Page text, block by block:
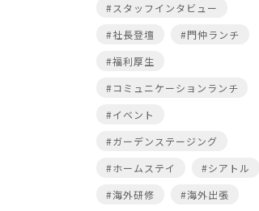
#スタッフインタビュー
#社長登壇
#門仲ランチ
#福利厚生
#コミュニケーションランチ
#イベント
#ガーデンステージング
#ホームステイ
#シアトル
#海外研修
#海外出張